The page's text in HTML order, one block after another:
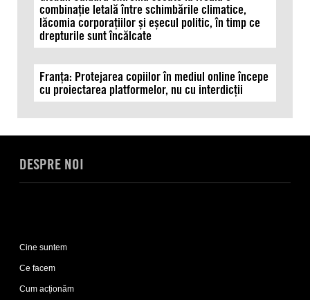
combinație letală între schimbările climatice,
lăcomia corporațiilor și eșecul politic, în timp ce
drepturile sunt încălcate
Franța: Protejarea copiilor în mediul online începe
cu proiectarea platformelor, nu cu interdicții
DESPRE NOI
Despre
noi
sub-
list
Cine suntem
Ce facem
Cum acționăm